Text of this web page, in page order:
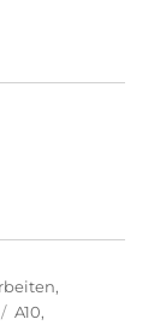
,
Schlagwörter
A10,